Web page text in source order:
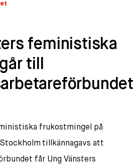
feministiska
till
frukostmingel på
tillkännagavs att
får Ung Vänsters